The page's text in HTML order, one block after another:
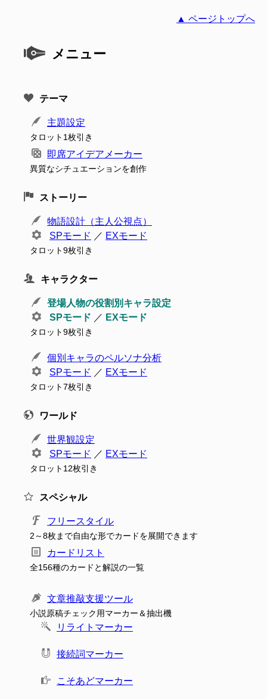
▲ ページトップへ
メニュー
テーマ
主題設定
タロット1枚引き
即席アイデアメーカー
異質なシチュエーションを創作
ストーリー
物語設計（主人公視点）
SPモード ／ EXモード
タロット9枚引き
キャラクター
登場人物の役割別キャラ設定
SPモード ／ EXモード
タロット9枚引き
個別キャラのペルソナ分析
SPモード ／ EXモード
タロット7枚引き
ワールド
世界観設定
SPモード ／ EXモード
タロット12枚引き
スペシャル
フリースタイル
2～8枚まで自由な形でカードを展開できます
カードリスト
全156種のカードと解説の一覧
文章推敲支援ツール
小説原稿チェック用マーカー＆抽出機
リライトマーカー
接続詞マーカー
こそあどマーカー